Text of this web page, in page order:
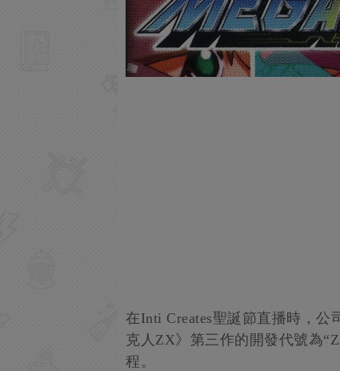
在Inti Creates聖誕節直播時，公
克人ZX》第三作的開發代號為
程。